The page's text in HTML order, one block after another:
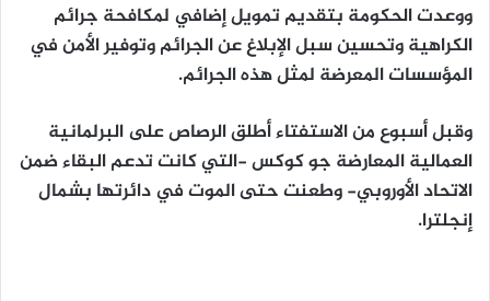
ووعدت الحكومة بتقديم تمويل إضافي لمكافحة جرائم
الكراهية وتحسين سبل الإبلاغ عن الجرائم وتوفير الأمن في
المؤسسات المعرضة لمثل هذه الجرائم.
وقبل أسبوع من الاستفتاء أطلق الرصاص على البرلمانية
العمالية المعارضة جو كوكس -التي كانت تدعم البقاء ضمن
الاتحاد الأوروبي- وطعنت حتى الموت في دائرتها بشمال
إنجلترا.